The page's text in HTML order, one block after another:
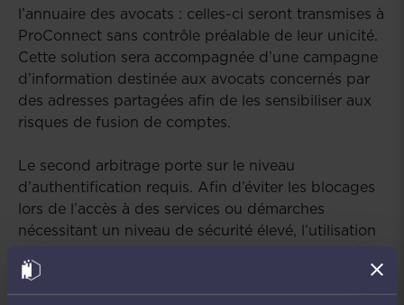
l’annuaire des avocats : celles-ci seront transmises à
ProConnect sans contrôle préalable de leur unicité.
Cette solution sera accompagnée d’une campagne
d’information destinée aux avocats concernés par
des adresses partagées afin de les sensibiliser aux
risques de fusion de comptes.
Le second arbitrage porte sur le niveau
d’authentification requis. Afin d’éviter les blocages
lors de l’accès à des services ou démarches
nécessitant un niveau de sécurité élevé, l’utilisation
de la clé Avocat sera imposée dès la connexion à
ProConnect. Ce choix vise à garantir un parcours
utilisateur fluide et à renforcer la sécurité des